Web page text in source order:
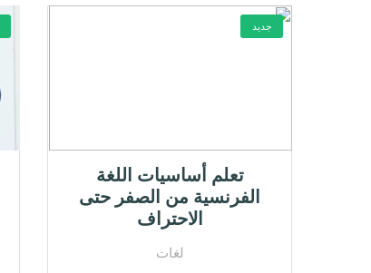
جديد
تعلم أساسيات اللغة
الفرنسية من الصفر حتى
الاحتراف
لغات